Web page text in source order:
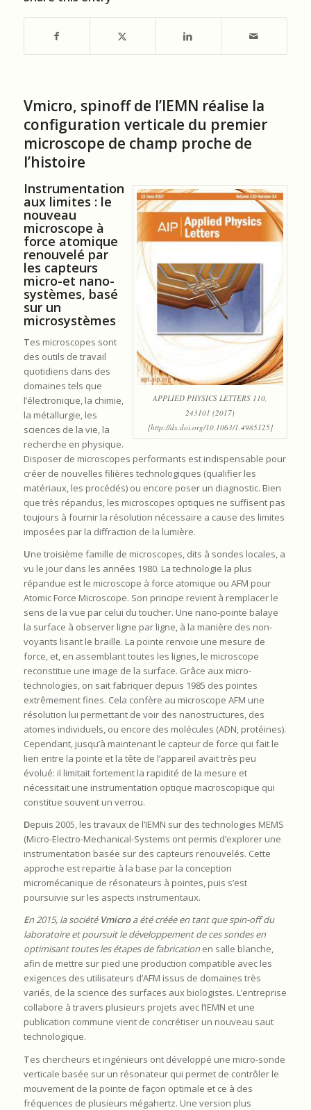
Vmicro, spinoff de l’IEMN réalise la
configuration verticale du premier
microscope de champ proche de
l’histoire
APPLIED PHYSICS LETTERS 110,
243101 (2017)
[http://dx.doi.org/10.1063/1.4985125]
Instrumentation
aux limites : le
nouveau
microscope à
force atomique
renouvelé par
les capteurs
micro-et nano-
systèmes, basé
sur un
microsystèmes
Tes microscopes sont
des outils de travail
quotidiens dans des
domaines tels que
l’électronique, la chimie,
la métallurgie, les
sciences de la vie, la
recherche en physique.
Disposer de microscopes performants est indispensable pour
créer de nouvelles filières technologiques (qualifier les
matériaux, les procédés) ou encore poser un diagnostic. Bien
que très répandus, les microscopes optiques ne suffisent pas
toujours à fournir la résolution nécessaire a cause des limites
imposées par la diffraction de la lumière.
Une troisième famille de microscopes, dits à sondes locales, a
vu le jour dans les années 1980. La technologie la plus
répandue est le microscope à force atomique ou AFM pour
Atomic Force Microscope. Son principe revient à remplacer le
sens de la vue par celui du toucher. Une nano-pointe balaye
la surface à observer ligne par ligne, à la manière des non-
voyants lisant le braille. La pointe renvoie une mesure de
force, et, en assemblant toutes les lignes, le microscope
reconstitue une image de la surface. Grâce aux micro-
technologies, on sait fabriquer depuis 1985 des pointes
extrêmement fines. Cela confère au microscope AFM une
résolution lui permettant de voir des nanostructures, des
atomes individuels, ou encore des molécules (ADN, protéines).
Cependant, jusqu’à maintenant le capteur de force qui fait le
lien entre la pointe et la tête de l’appareil avait très peu
évolué: il limitait fortement la rapidité de la mesure et
nécessitait une instrumentation optique macroscopique qui
constitue souvent un verrou.
Depuis 2005, les travaux de l’IEMN sur des technologies MEMS
(Micro-Electro-Mechanical-Systems ont permis d’explorer une
instrumentation basée sur des capteurs renouvelés. Cette
approche est repartie à la base par la conception
micromécanique de résonateurs à pointes, puis s’est
poursuivie sur les aspects instrumentaux.
En 2015, la société Vmicroa été créée en tant que spin-off du
laboratoire et poursuit le développement de ces sondes en
optimisant toutes les étapes de fabricationen salle blanche,
afin de mettre sur pied une production compatible avec les
exigences des utilisateurs d’AFM issus de domaines très
variés, de la science des surfaces aux biologistes. L’entreprise
collabore à travers plusieurs projets avec l’IEMN et une
publication commune vient de concrétiser un nouveau saut
technologique.
Tes chercheurs et ingénieurs ont développé une micro-sonde
verticale basée sur un résonateur qui permet de contrôler le
mouvement de la pointe de façon optimale et ce à des
fréquences de plusieurs mégahertz. Une version plus